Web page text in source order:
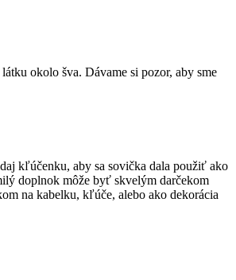
okolo šva. Dávame si pozor, aby sme
kľúčenku, aby sa sovička dala použiť ako
doplnok môže byť skvelým darčekom
na kabelku, kľúče, alebo ako dekorácia